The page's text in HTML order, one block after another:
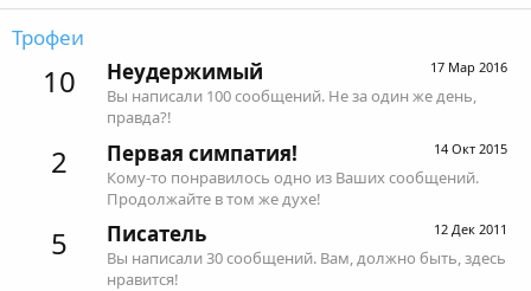
Трофеи
10 17 Мар 2016
Неудержимый
Вы написали 100 сообщений. Не за один же день,
правда?!
2 14 Окт 2015
Первая симпатия!
Кому-то понравилось одно из Ваших сообщений.
Продолжайте в том же духе!
5 12 Дек 2011
Писатель
Вы написали 30 сообщений. Вам, должно быть, здесь
нравится!